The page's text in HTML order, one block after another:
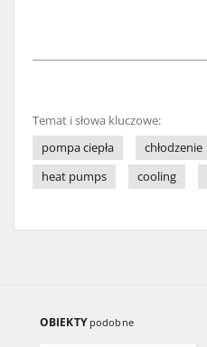
Temat i słowa kluczowe:
pompa ciepła
chłodzenie
heat pumps
cooling
OBIEKTY podobne